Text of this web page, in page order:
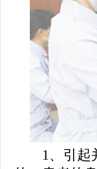
1、引起并